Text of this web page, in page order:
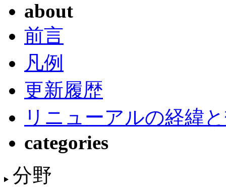
about
前言
凡例
更新履歴
リニューアルの経緯
categories
分野